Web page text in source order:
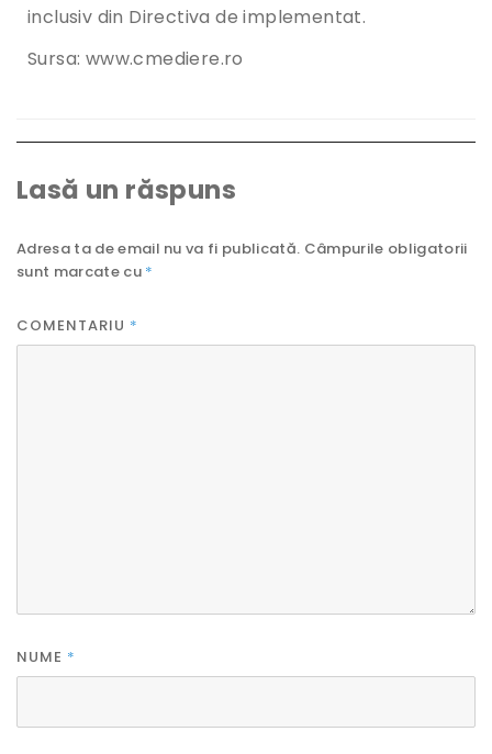
inclusiv din Directiva de implementat.
Sursa: www.cmediere.ro
Lasă un răspuns
Adresa ta de email nu va fi publicată. Câmpurile obligatorii
sunt marcate cu *
COMENTARIU *
NUME *